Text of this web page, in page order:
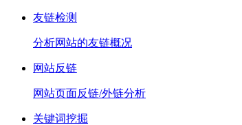
友链检测
分析网站的友链概况
网站反链
网站页面反链/外链分析
关键词挖掘